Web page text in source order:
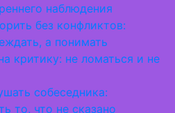
наблюдения
без конфликтов:
а понимать
критику: не ломаться и не
собеседника:
то, что не сказано